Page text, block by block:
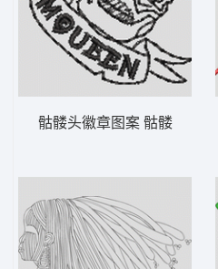
骷髅头徽章图案 骷髅